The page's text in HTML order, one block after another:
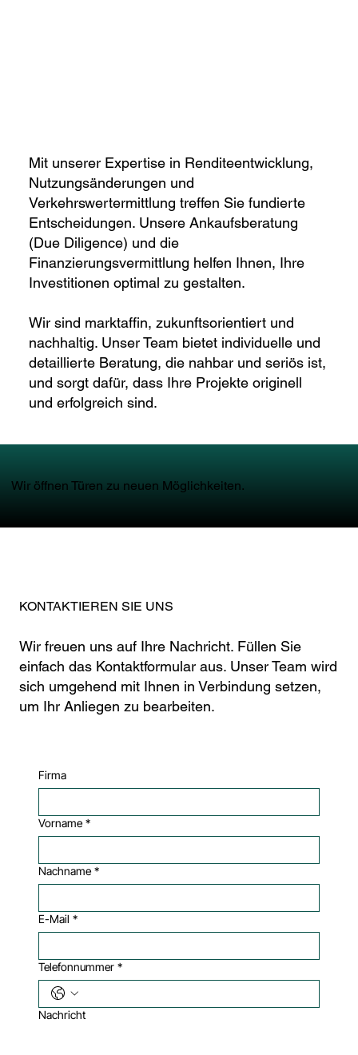
Mit unserer Expertise in Renditeentwicklung,
Nutzungsänderungen und
Verkehrswertermittlung treffen Sie fundierte
Entscheidungen. Unsere Ankaufsberatung
(Due Diligence) und die
Finanzierungsvermittlung helfen Ihnen, Ihre
Investitionen optimal zu gestalten.
Wir sind marktaffin, zukunftsorientiert und
nachhaltig. Unser Team bietet individuelle und
detaillierte Beratung, die nahbar und seriös ist,
und sorgt dafür, dass Ihre Projekte originell
und erfolgreich sind.
Wir öffnen Türen zu neuen Möglichkeiten.
Firma
Vorname *
Nachname *
E-Mail *
Telefonnummer *
Nachricht
KONTAKTIEREN SIE UNS
Wir freuen uns auf Ihre Nachricht. Füllen Sie
einfach das Kontaktformular aus. Unser Team wird
sich umgehend mit Ihnen in Verbindung setzen,
um Ihr Anliegen zu bearbeiten.